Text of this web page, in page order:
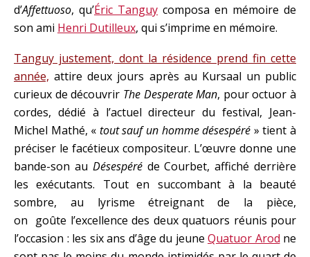
d’Affettuoso, qu’Éric Tanguy composa en mémoire de
son ami Henri Dutilleux, qui s’imprime en mémoire.
Tanguy justement, dont la résidence prend fin cette
année, attire deux jours après au Kursaal un public
curieux de découvrir The Desperate Man, pour octuor à
cordes, dédié à l’actuel directeur du festival, Jean-
Michel Mathé, « tout sauf un homme désespéré » tient à
préciser le facétieux compositeur. L’œuvre donne une
bande-son au Désespéréde Courbet, affiché derrière
les exécutants. Tout en succombant à la beauté
sombre, au lyrisme étreignant de la pièce,
on goûte l’excellence des deux quatuors réunis pour
l’occasion : les six ans d’âge du jeune Quatuor Arod ne